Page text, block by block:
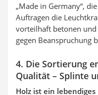
„Made in Germany“,
Auftragen die
vorteilhaft betonen
gegen Beanspruchung
4. Die Sortierung
Qualität – Splinte
Holz ist ein